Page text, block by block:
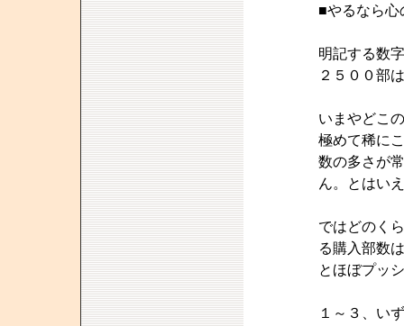
■やるなら心
明記する数
２５００部
いまやどこ
極めて稀に
数の多さが
ん。とはい
ではどのく
る購入部数
とほぼプッ
１～３、い